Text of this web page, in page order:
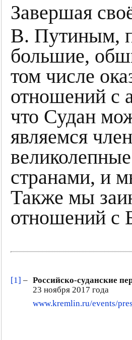
Завершая
В. Путиным,
большие,
том числе
отношений с
что Судан
являемся
странами, и
Также мы
отношений
[1] – Российско-суданские
23 ноября 2017 года
www.kremlin.ru/events/